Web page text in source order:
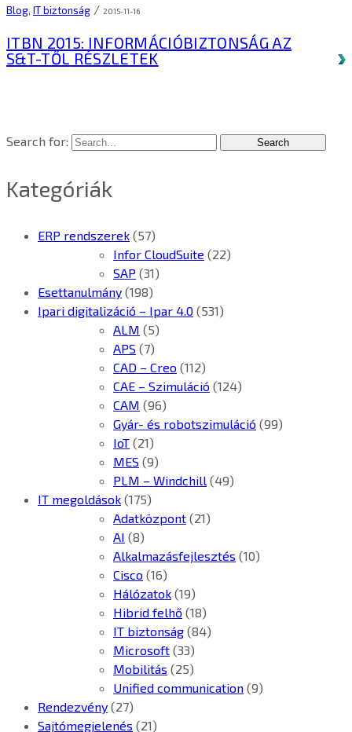
Blog, IT biztonság / 2015-11-16
ITBN 2015: INFORMÁCIÓBIZTONSÁG AZ
S&T-TŐL RÉSZLETEK
Search for:
Kategóriák
ERP rendszerek (57)
Infor CloudSuite (22)
SAP (31)
Esettanulmány (198)
Ipari digitalizáció – Ipar 4.0 (531)
ALM (5)
APS (7)
CAD – Creo (112)
CAE – Szimuláció (124)
CAM (96)
Gyár- és robotszimuláció (99)
IoT (21)
MES (9)
PLM – Windchill (49)
IT megoldások (175)
Adatközpont (21)
AI (8)
Alkalmazásfejlesztés (10)
Cisco (16)
Hálózatok (19)
Hibrid felhő (18)
IT biztonság (84)
Microsoft (33)
Mobilitás (25)
Unified communication (9)
Rendezvény (27)
Sajtómegjelenés (21)